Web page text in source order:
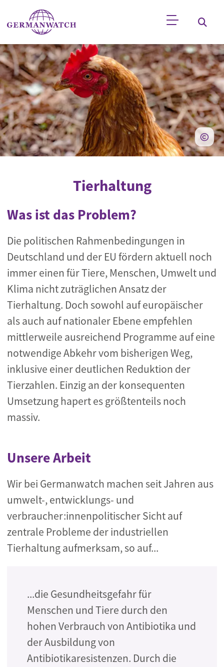
Direkt zum Inhalt
Stichwortsuche
Tierhaltung
Was ist das Problem?
Die politischen Rahmenbedingungen in
Deutschland und der EU fördern aktuell noch
immer einen für Tiere, Menschen, Umwelt und
Klima nicht zuträglichen Ansatz der
Tierhaltung. Doch sowohl auf europäischer
als auch auf nationaler Ebene empfehlen
mittlerweile ausreichend Programme auf eine
notwendige Abkehr vom bisherigen Weg,
inklusive einer deutlichen Reduktion der
Tierzahlen. Einzig an der konsequenten
Umsetzung hapert es größtenteils noch
massiv.
Unsere Arbeit
Wir bei Germanwatch machen seit Jahren aus
umwelt-, entwicklungs- und
verbraucher:innenpolitischer Sicht auf
zentrale Probleme der industriellen
Tierhaltung aufmerksam, so auf...
...die Gesundheitsgefahr für
Menschen und Tiere durch den
hohen Verbrauch von Antibiotika und
der Ausbildung von
Antibiotikaresistenzen. Durch die